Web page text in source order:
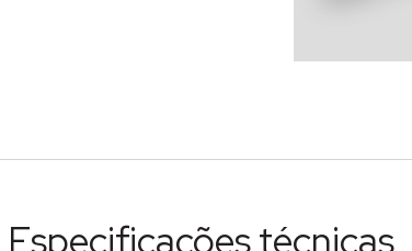
Especificações técnicas